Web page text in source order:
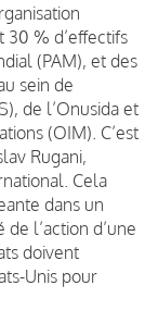
30 % d’effectifs
(PAM), et des
sein de
de l’Onusida et
(OIM). C’est
Rugani,
Cela
dans un
l’action d’une
doivent
Unis pour